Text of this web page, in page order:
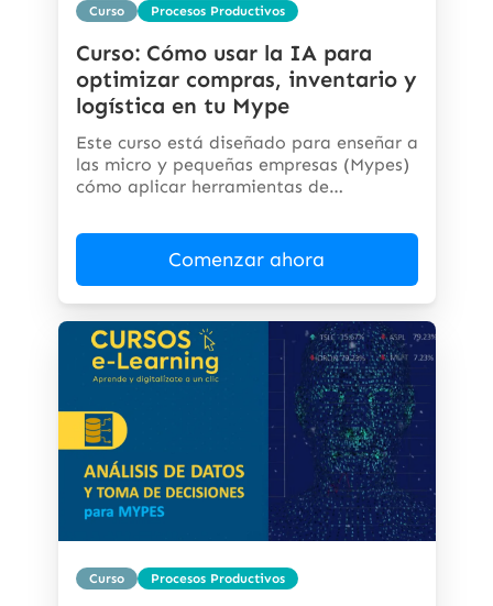
Curso Procesos Productivos
Curso: Cómo usar la IA para
optimizar compras, inventario y
logística en tu Mype
Este curso está diseñado para enseñar a
las micro y pequeñas empresas (Mypes)
cómo aplicar herramientas de
Comenzar ahora
Curso Procesos Productivos